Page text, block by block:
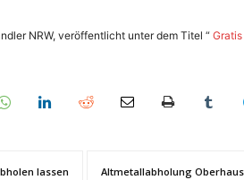
NRW, veröffentlicht unter dem Titel “
lassen Altmetallabholung